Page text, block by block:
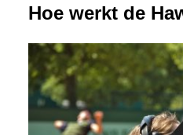
Hoe werkt de